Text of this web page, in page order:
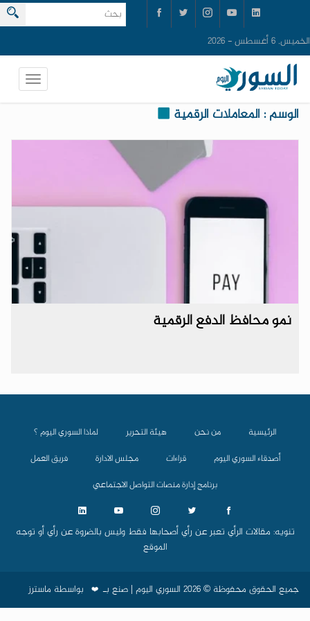
الخميس, 6 أغسطس - 2026
الوسم : المعاملات الرقمية
نمو محافظ الدفع الرقمية
الرئيسية من نحن هيئة التحرير
لماذا السوري اليوم ؟
أصدقاء السوري اليوم
قراءات مجلس الادارة
فريق العمل
برنامج إدارة منصات التواصل الاجتماعي
تنويه: مقالات الرأي تعبر عن رأي أصحابها فقط وليس بالضروة عن رأي أو توجه
الموقع
جميع الحقوق محفوظة © 2026 السوري اليوم | صنع بـ ❤️ بواسطة ماسترز